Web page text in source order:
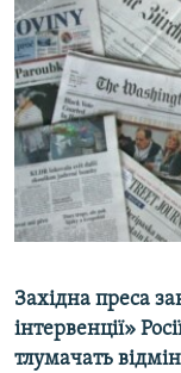
СПЕЦПРОЕКТИ
ДЕПОРТАЦІЯ
ВІДЕОУРОКИ
СВІДЧЕННЯ
УКРАЇНСЬКА
ІНФОГРАФІКА
ЯК ОБІЙТИ
Русский
Qırımtatar
ДОЛУЧАЙСЯ!
Усі сайти RFE/
Західна преса
інтервенції»
тлумачать